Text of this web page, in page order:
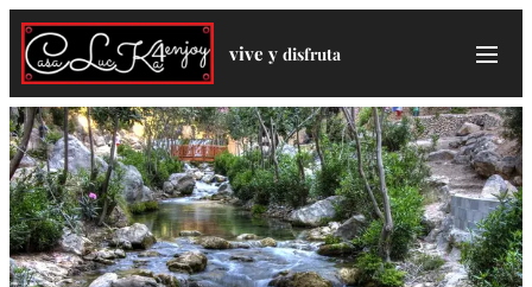
vive y disfruta